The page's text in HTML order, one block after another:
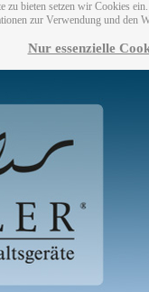
zu bieten setzen wir Cookies
zur Verwendung und den
Nur essenzielle